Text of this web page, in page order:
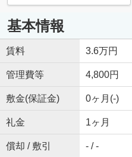
基本情報
賃料 3.6万円
管理費等 4,800円
敷金(保証金) 0ヶ月(-)
礼金 1ヶ月
償却 / 敷引 - / -